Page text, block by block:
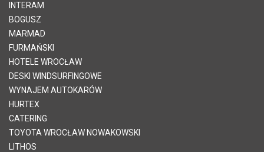
INTERAM
BOGUSZ
MARMAD
FURMAŃSKI
HOTELE WROCŁAW
DESKI WINDSURFINGOWE
WYNAJEM AUTOKARÓW
HURTEX
CATERING
TOYOTA WROCŁAW NOWAKOWSKI
LITHOS